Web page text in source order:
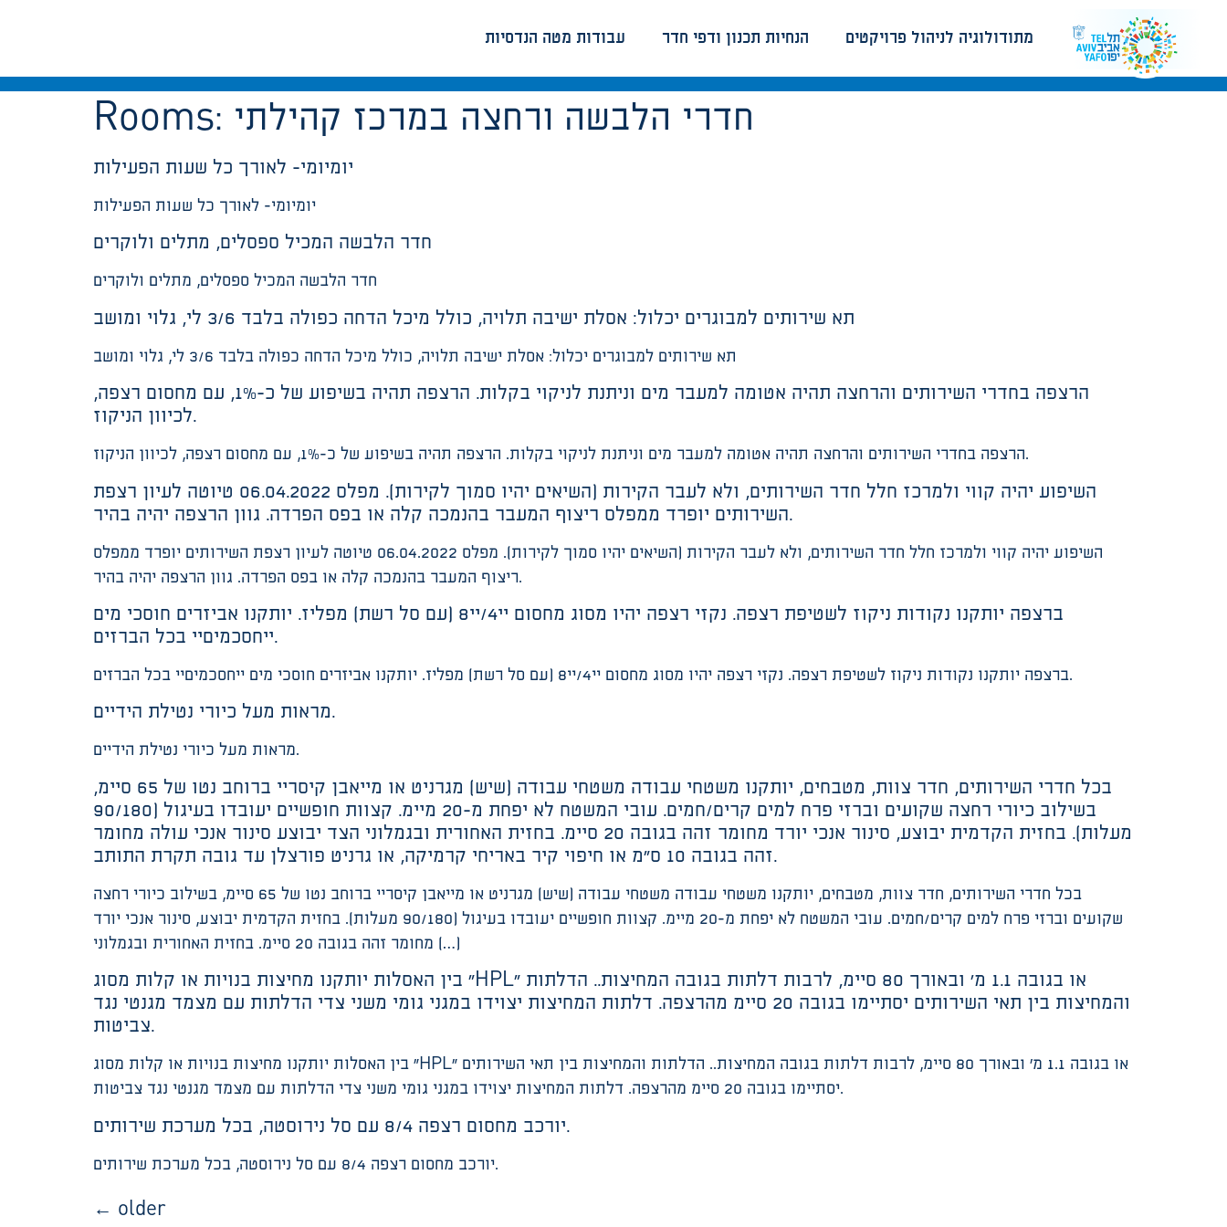
עבודות מטה הנדסיות הנחיות תכנון ודפי חדר מתודולוגיה לניהול פרויקטים
Rooms: חדרי הלבשה ורחצה במרכז קהילתי
יומיומי- לאורך כל שעות הפעילות
יומיומי- לאורך כל שעות הפעילות
חדר הלבשה המכיל ספסלים, מתלים ולוקרים
חדר הלבשה המכיל ספסלים, מתלים ולוקרים
תא שירותים למבוגרים יכלול: אסלת ישיבה תלויה, כולל מיכל הדחה כפולה בלבד 3/6 לי, גלוי ומושב
תא שירותים למבוגרים יכלול: אסלת ישיבה תלויה, כולל מיכל הדחה כפולה בלבד 3/6 לי, גלוי ומושב
הרצפה בחדרי השירותים והרחצה תהיה אטומה למעבר מים וניתנת לניקוי בקלות. הרצפה תהיה בשיפוע של כ-1%, עם מחסום רצפה,
לכיוון הניקוז.
הרצפה בחדרי השירותים והרחצה תהיה אטומה למעבר מים וניתנת לניקוי בקלות. הרצפה תהיה בשיפוע של כ-1%, עם מחסום רצפה, לכיוון הניקוז.
השיפוע יהיה קווי ולמרכז חלל חדר השירותים, ולא לעבר הקירות (השיאים יהיו סמוך לקירות). מפלס 06.04.2022 טיוטה לעיון רצפת
השירותים יופרד ממפלס ריצוף המעבר בהנמכה קלה או בפס הפרדה. גוון הרצפה יהיה בהיר.
השיפוע יהיה קווי ולמרכז חלל חדר השירותים, ולא לעבר הקירות (השיאים יהיו סמוך לקירות). מפלס 06.04.2022 טיוטה לעיון רצפת השירותים יופרד ממפלס
ריצוף המעבר בהנמכה קלה או בפס הפרדה. גוון הרצפה יהיה בהיר.
ברצפה יותקנו נקודות ניקוז לשטיפת רצפה. נקזי רצפה יהיו מסוג מחסום יי4/יי8 (עם סל רשת) מפליז. יותקנו אביזרים חוסכי מים
ייחסכמיםיי בכל הברזים.
ברצפה יותקנו נקודות ניקוז לשטיפת רצפה. נקזי רצפה יהיו מסוג מחסום יי4/יי8 (עם סל רשת) מפליז. יותקנו אביזרים חוסכי מים ייחסכמיםיי בכל הברזים.
מראות מעל כיורי נטילת הידיים.
מראות מעל כיורי נטילת הידיים.
בכל חדרי השירותים, חדר צוות, מטבחים, יותקנו משטחי עבודה משטחי עבודה (שיש) מגרניט או מייאבן קיסריי ברוחב נטו של 65 סיימ,
בשילוב כיורי רחצה שקועים וברזי פרח למים קרים/חמים. עובי המשטח לא יפחת מ-20 מיימ. קצוות חופשיים יעובדו בעיגול (90/180
מעלות). בחזית הקדמית יבוצע, סינור אנכי יורד מחומר זהה בגובה 20 סיימ. בחזית האחורית ובגמלוני הצד יבוצע סינור אנכי עולה מחומר
זהה בגובה 10 ס”מ או חיפוי קיר באריחי קרמיקה, או גרניט פורצלן עד גובה תקרת התותב.
בכל חדרי השירותים, חדר צוות, מטבחים, יותקנו משטחי עבודה משטחי עבודה (שיש) מגרניט או מייאבן קיסריי ברוחב נטו של 65 סיימ, בשילוב כיורי רחצה
שקועים וברזי פרח למים קרים/חמים. עובי המשטח לא יפחת מ-20 מיימ. קצוות חופשיים יעובדו בעיגול (90/180 מעלות). בחזית הקדמית יבוצע, סינור אנכי יורד
מחומר זהה בגובה 20 סיימ. בחזית האחורית ובגמלוני […]
בין האסלות יותקנו מחיצות בנויות או קלות מסוג “HPL” או בגובה 1.1 מ’ ובאורך 80 סיימ, לרבות דלתות בגובה המחיצות.. הדלתות
והמחיצות בין תאי השירותים יסתיימו בגובה 20 סיימ מהרצפה. דלתות המחיצות יצוידו במגני גומי משני צדי הדלתות עם מצמד מגנטי נגד
צביטות.
בין האסלות יותקנו מחיצות בנויות או קלות מסוג “HPL” או בגובה 1.1 מ’ ובאורך 80 סיימ, לרבות דלתות בגובה המחיצות.. הדלתות והמחיצות בין תאי השירותים
יסתיימו בגובה 20 סיימ מהרצפה. דלתות המחיצות יצוידו במגני גומי משני צדי הדלתות עם מצמד מגנטי נגד צביטות.
יורכב מחסום רצפה 8/4 עם סל נירוסטה, בכל מערכת שירותים.
יורכב מחסום רצפה 8/4 עם סל נירוסטה, בכל מערכת שירותים.
← older